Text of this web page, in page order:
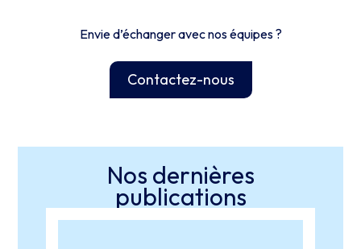
Envie d’échanger avec nos équipes ?
Contactez-nous
Nos dernières
publications